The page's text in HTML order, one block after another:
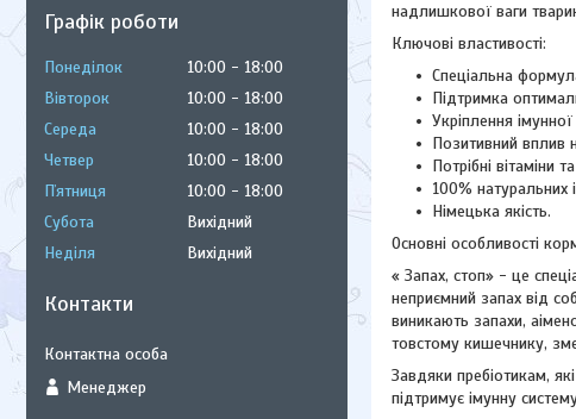
надлишкової ваги
Ключові властивості:
Спеціальна
Підтримка
Укріплення
Позитивний
Потрібні вітаміни
100% натуральних
Німецька якість.
Основні особливості
« Запах, стоп» - це
неприємний запах від
виникають запахи,
товстому кишечнику,
Завдяки пребіотикам,
підтримує імунну
Графік роботи
Понеділок 10:00
18:00
Вівторок
10:00
18:00
Середа
10:00
18:00
Четвер
10:00
18:00
Пʼятниця
10:00
18:00
Субота
Вихідний
Неділя
Вихідний
Контакти
Менеджер